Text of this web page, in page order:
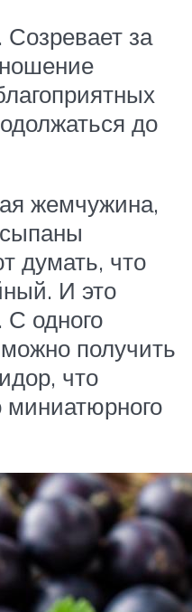
за
до
жемчужина,
думать, что
И это
С одного
получить
что
миниатюрного